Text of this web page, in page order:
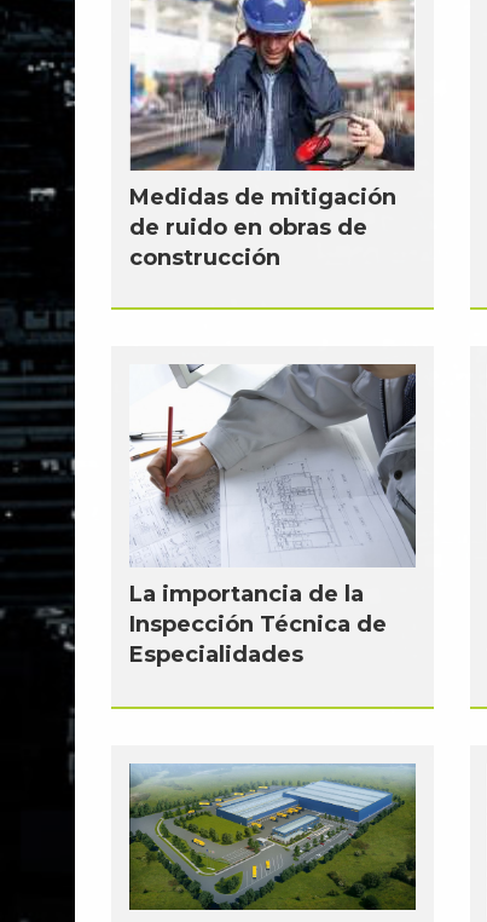
Medidas de mitigación
de ruido en obras de
construcción
La importancia de la
Inspección Técnica de
Especialidades